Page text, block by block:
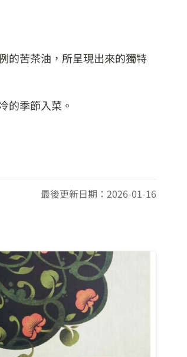
的苦茶油，所呈現出來的獨特
的季節入菜。
最後更新日期：2026-01-16